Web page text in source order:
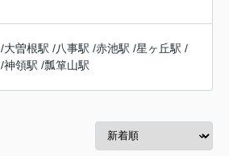
/大曽根駅 /八事駅 /赤池駅 /星ヶ丘駅 /
/神領駅 /瓢箪山駅